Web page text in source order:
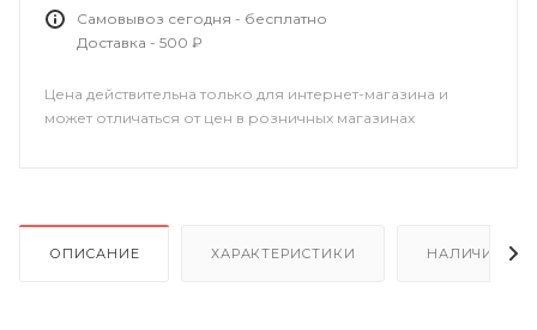
Самовывоз сегодня - бесплатно
Доставка - 500 ₽
Цена действительна только для интернет-магазина и
может отличаться от цен в розничных магазинах
ОПИСАНИЕ ХАРАКТЕРИСТИКИ НАЛИЧИЕ